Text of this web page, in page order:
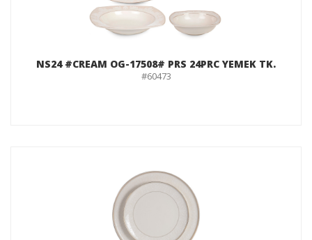
NS24 #CREAM OG-17508# PRS 24PRC YEMEK TK.
#60473